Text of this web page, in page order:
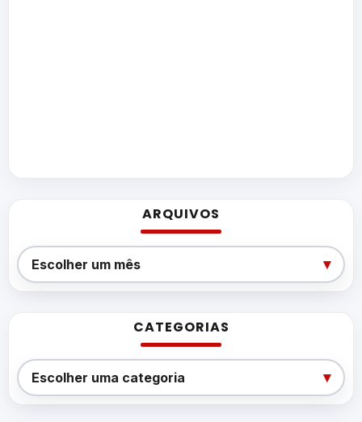
ARQUIVOS
Arquivos
Escolher um mês ▾
CATEGORIAS
Categorias
Escolher uma categoria ▾